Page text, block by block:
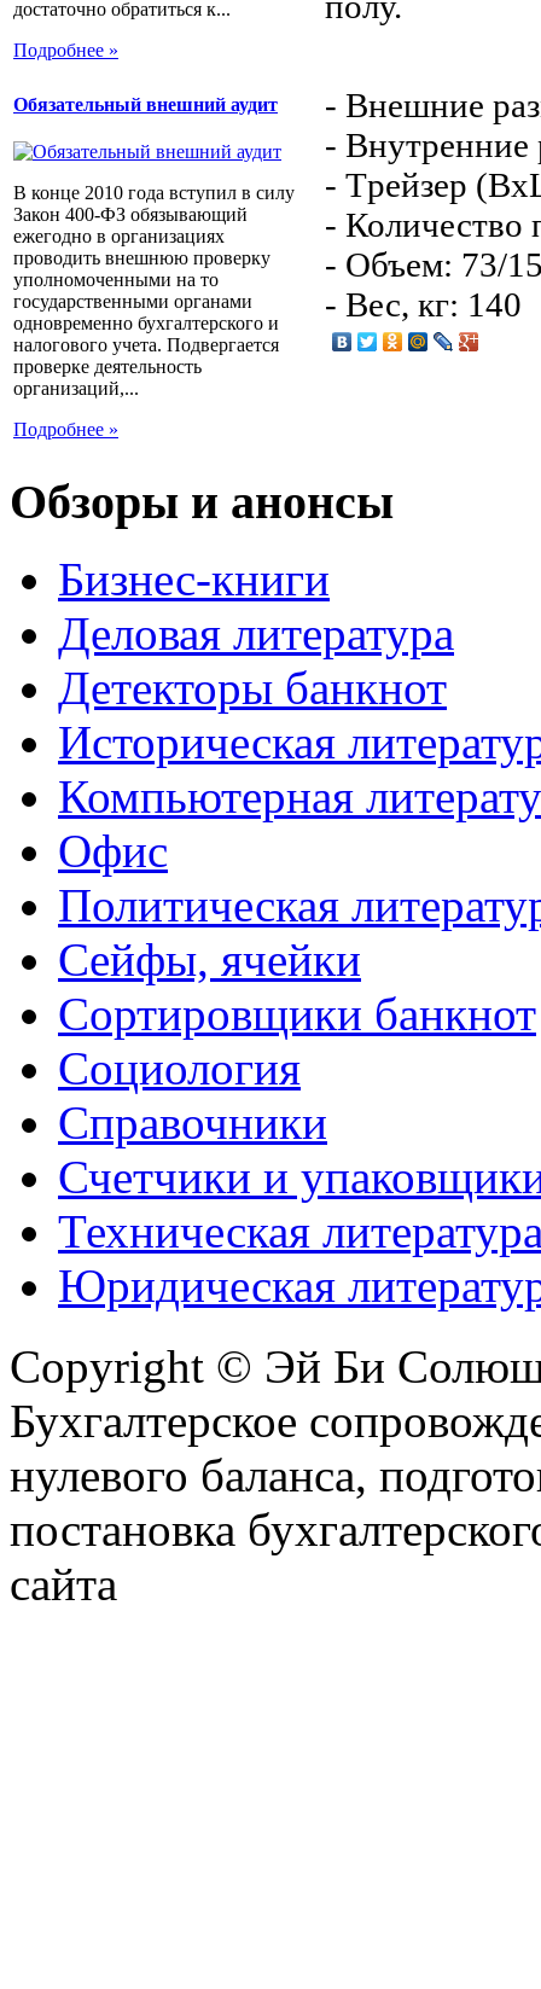
достаточно обратиться к...
Подробнее »
Обязательный внешний аудит
В конце 2010 года вступил в силу
Закон 400-ФЗ обязывающий
ежегодно в организациях
проводить внешнюю проверку
уполномоченными на то
государственными органами
одновременно бухгалтерского и
налогового учета. Подвергается
проверке деятельность
организаций,...
Подробнее »
- Внешние
-
- Tрейзер
- Количество
- Объем: 73/
- Вес, кг: 140
Обзоры и анонсы
Бизнес-книги
Деловая литература
Детекторы банкнот
Историческая
Компьютерная
Офис
Политическая
Сейфы, ячейки
Сортировщики банкнот
Социология
Справочники
Счетчики и
Техническая
Юридическая
Copyright © Эй Би
Бухгалтерское
нулевого баланса,
постановка
сайта